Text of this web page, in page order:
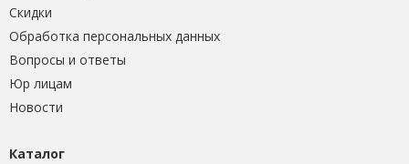
Скидки
Обработка персональных данных
Вопросы и ответы
Юр лицам
Новости
Каталог